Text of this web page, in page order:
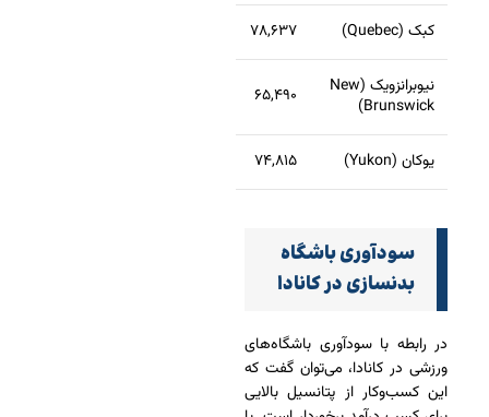
کبک (Quebec) ۷۸,۶۳۷
نیوبرانزویک (New
Brunswick)
۶۵,۴۹۰
یوکان (Yukon) ۷۴,۸۱۵
سودآوری باشگاه
بدنسازی در کانادا
در رابطه با سودآوری باشگاه‌های
ورزشی در کانادا، می‌توان گفت که
این کسب‌وکار از پتانسیل بالایی